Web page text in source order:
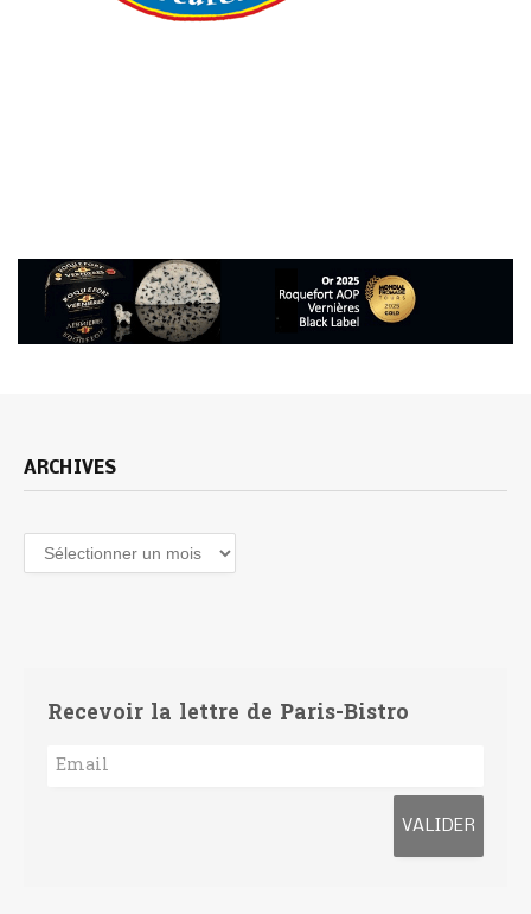
ARCHIVES
Archives
Recevoir la lettre de Paris-Bistro